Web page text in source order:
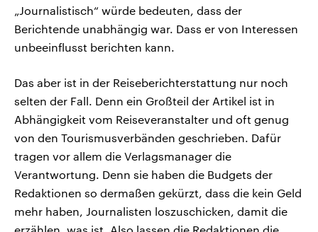
„Journalistisch“ würde bedeuten, dass der
Berichtende unabhängig war. Dass er von Interessen
unbeeinflusst berichten kann.
Das aber ist in der Reiseberichterstattung nur noch
selten der Fall. Denn ein Großteil der Artikel ist in
Abhängigkeit vom Reiseveranstalter und oft genug
von den Tourismusverbänden geschrieben. Dafür
tragen vor allem die Verlagsmanager die
Verantwortung. Denn sie haben die Budgets der
Redaktionen so dermaßen gekürzt, dass die kein Geld
mehr haben, Journalisten loszuschicken, damit die